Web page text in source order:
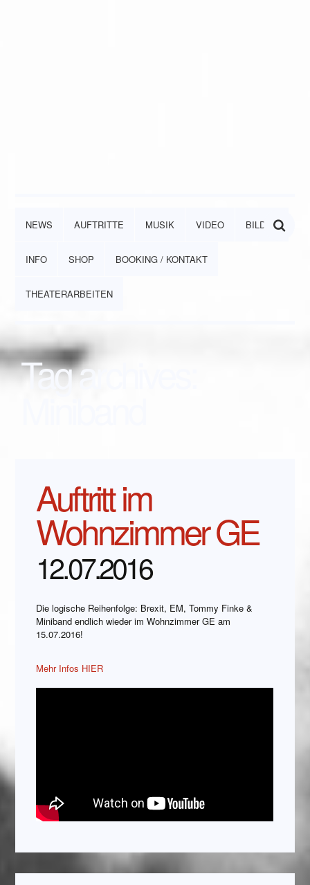
NEWS AUFTRITTE MUSIK VIDEO BILDER
INFO SHOP BOOKING / KONTAKT
THEATERARBEITEN
Tag archives:
Auftritt im
Wohnzimmer GE
12.07.2016
Die logische Reihenfolge: Brexit, EM, Tommy Finke &
Miniband endlich wieder im Wohnzimmer GE am
15.07.2016!
Mehr Infos HIER